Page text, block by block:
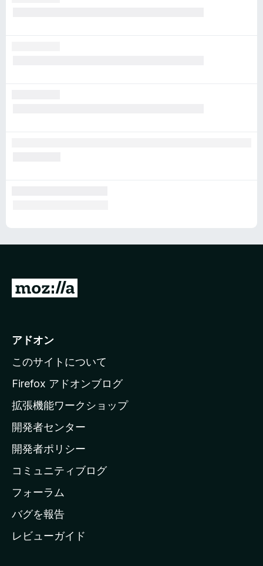
M
i
l
a
ホ
ー
ム
ー
ジ
へ
アドオン
このサイトについて
Firefox アドオンブログ
拡張機能ワークショップ
開発者センター
開発者ポリシー
コミュニティブログ
フォーラム
バグを報告
レビューガイド